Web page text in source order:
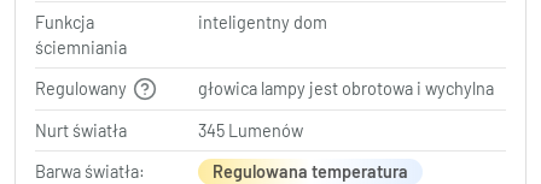
Funkcja
ściemniania
inteligentny dom
Regulowany głowica lampy jest obrotowa i wychylna
Nurt światła
345 Lumenów
Barwa światła:
Regulowana temperatura